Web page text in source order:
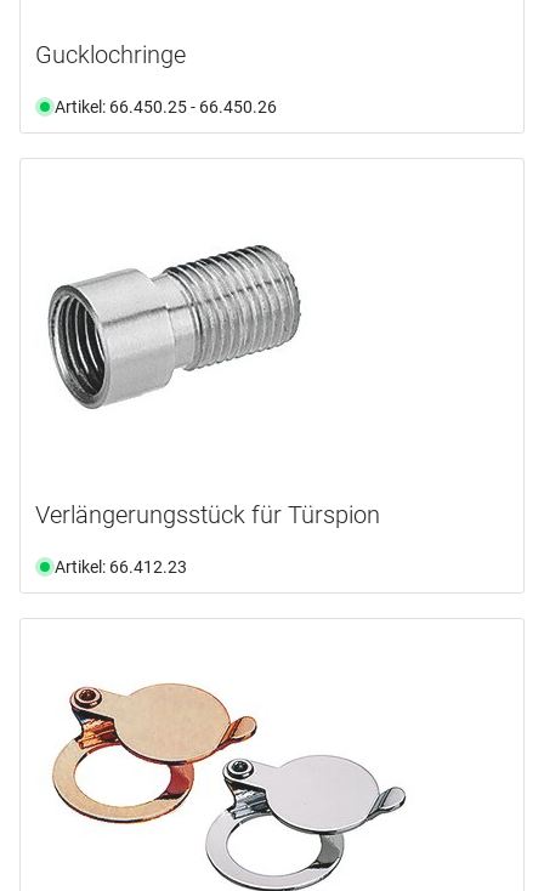
Gucklochringe
Artikel: 66.450.25 - 66.450.26
Verlängerungsstück für Türspion
Artikel: 66.412.23